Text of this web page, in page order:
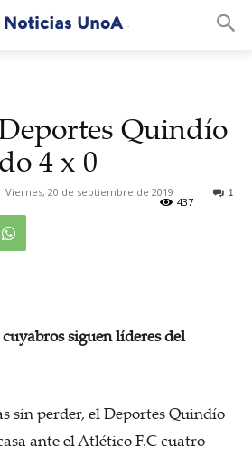
Quindío
4 x 0
Viernes, 20 de septiembre de 2019 1
437
siguen líderes del
sin perder, el Deportes Quindío
ante el Atlético F.C cuatro